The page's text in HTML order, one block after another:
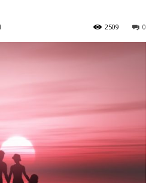
0
2509